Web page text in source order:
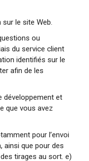
le site Web.
ou
du service client
identifiés sur le
afin de les
développement et
que vous avez
pour l’envoi
ainsi que pour des
tirages au sort. e)